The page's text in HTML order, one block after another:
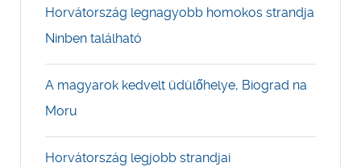
Horvátország legnagyobb homokos strandja
Ninben található
A magyarok kedvelt üdülőhelye, Biograd na
Moru
Horvátország legjobb strandjai